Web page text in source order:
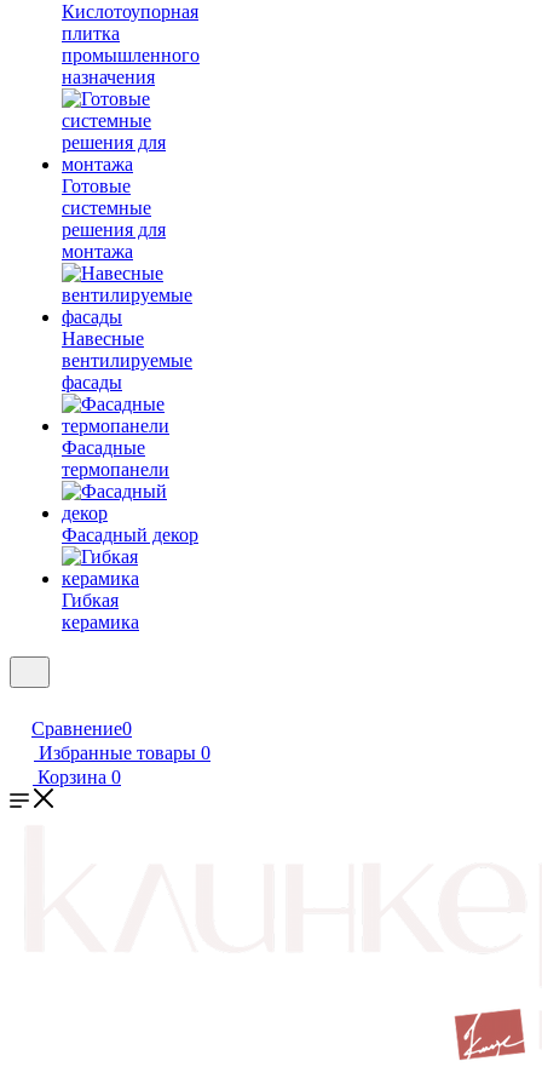
Кислотоупорная
плитка
промышленного
назначения
Готовые
системные
решения для
монтажа
Навесные
вентилируемые
фасады
Фасадные
термопанели
Фасадный декор
Гибкая
керамика
Сравнение0
Избранные товары 0
Корзина 0